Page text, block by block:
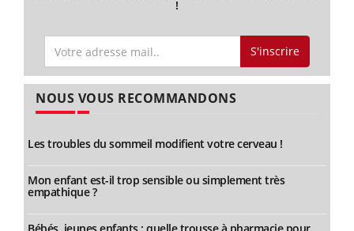
!
S'inscrire
NOUS VOUS RECOMMANDONS
Les troubles du sommeil modifient votre cerveau !
Mon enfant est-il trop sensible ou simplement très
empathique ?